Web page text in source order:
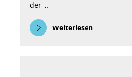
der …
Weiterlesen